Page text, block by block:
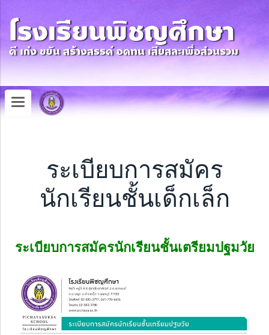
ระเบียบการสมัคร
นักเรียนชั้นเด็กเล็ก
ระเบียบการสมัครนักเรียนชั้นเตรียมปฐมวัย